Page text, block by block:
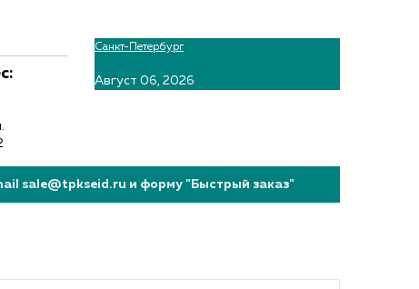
Санкт-Петербург
Август 06, 2026
sale@tpkseid.ru и форму "Быстрый заказ"